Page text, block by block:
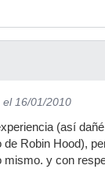
el 16/01/2010
(así
Robin Hood),
mismo. y con